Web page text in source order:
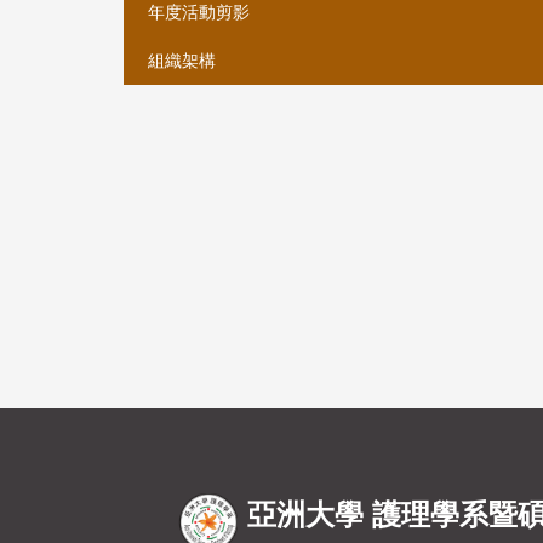
年度活動剪影
組織架構
亞洲大學 護理學系暨